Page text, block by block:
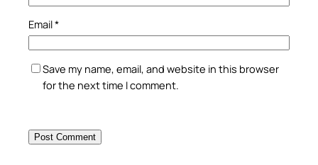
Email*
Save my name, email, and website in this browser
for the next time I comment.